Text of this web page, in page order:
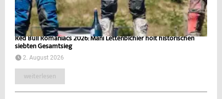
Red Bull Romaniacs 2026: Mani Lettenbichler holt historischen
siebten Gesamtsieg
2. August 2026
weiterlesen